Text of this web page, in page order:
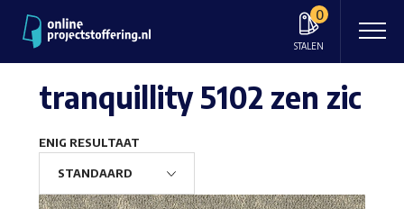
0
STALEN
tranquillity 5102 zen zic
ENIG RESULTAAT